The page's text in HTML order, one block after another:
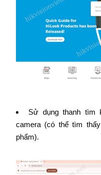
Sử dụng thanh tìm
camera (có thể tìm
phẩm).